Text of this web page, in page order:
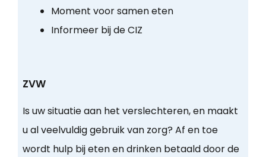
Moment voor samen eten
Informeer bij de CIZ
ZVW
Is uw situatie aan het verslechteren, en maakt
u al veelvuldig gebruik van zorg? Af en toe
wordt hulp bij eten en drinken betaald door de